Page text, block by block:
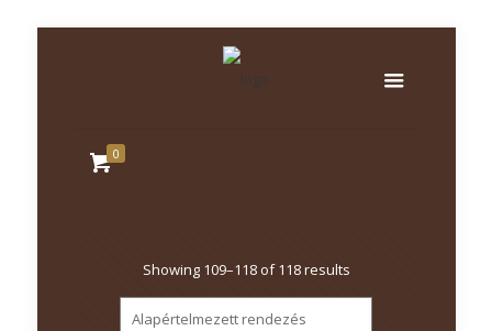
0
Showing 109–118 of 118 results